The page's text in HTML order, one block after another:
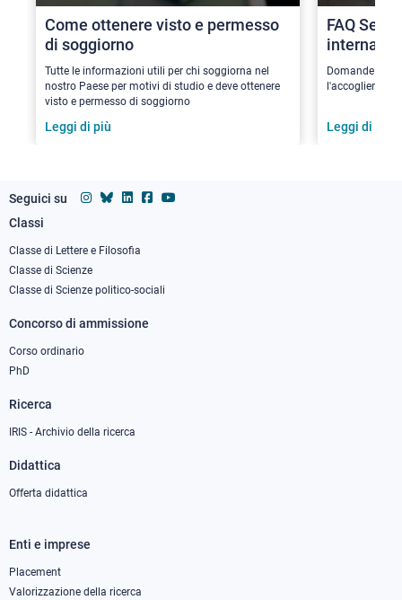
Come ottenere visto e permesso
di soggiorno
Tutte le informazioni utili per chi soggiorna nel
nostro Paese per motivi di studio e deve ottenere
visto e permesso di soggiorno
Leggi di più
FAQ
Domande e
l'accoglienza
Leggi di più
Seguici su
Footer
column
1
Classi
Classe di Lettere e Filosofia
Classe di Scienze
Classe di Scienze politico-sociali
Concorso di ammissione
Corso ordinario
PhD
Ricerca
IRIS - Archivio della ricerca
Didattica
Offerta didattica
Footer
column
Enti e imprese
Placement
Valorizzazione della ricerca